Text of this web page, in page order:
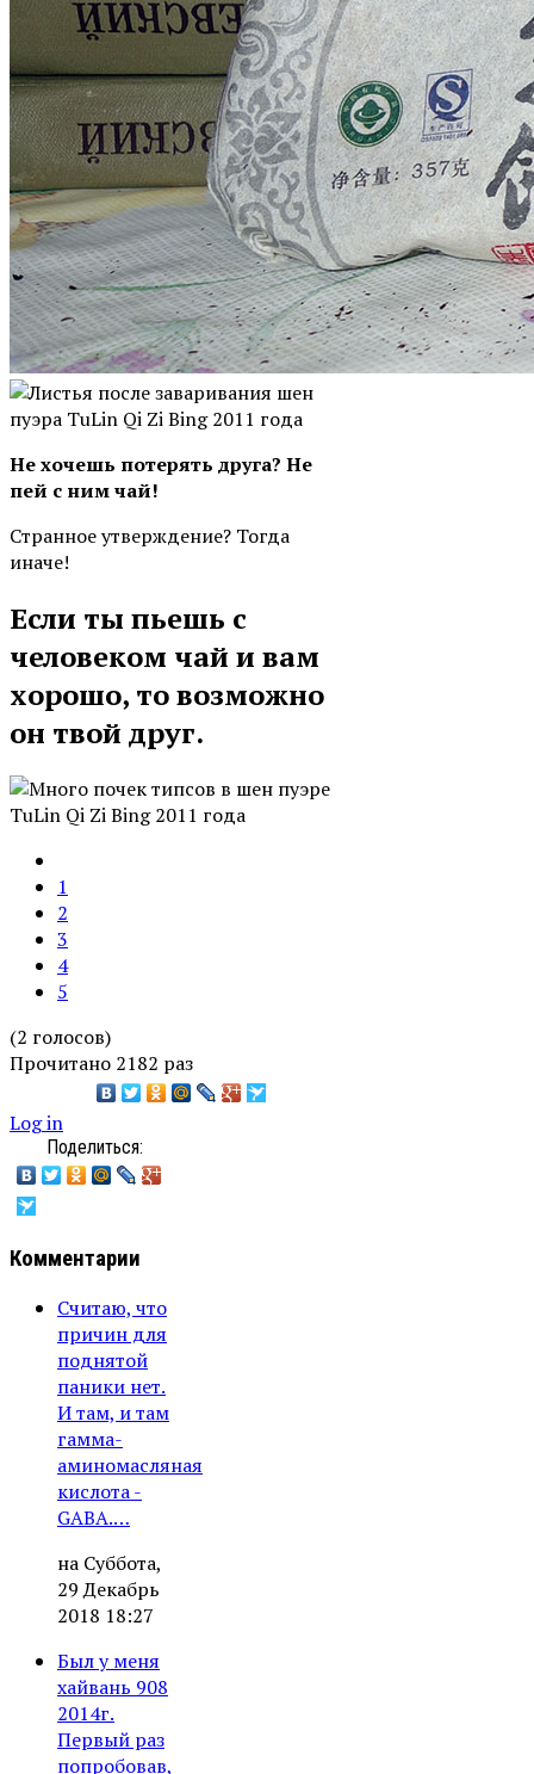
Не хочешь потерять друга? Не
пей с ним чай!
Странное утверждение? Тогда
иначе!
Если ты пьешь с
человеком чай и вам
хорошо, то возможно
он твой друг.
1
2
3
4
5
(2 голосов)
Прочитано 2182 раз
Log in
Поделиться:
Комментарии
Считаю, что
причин для
поднятой
паники нет.
И там, и там
гамма-
аминомасляная
кислота -
GABA.…
на Суббота,
29 Декабрь
2018 18:27
Был у меня
хайвань 908
2014г.
Первый раз
попробовав,